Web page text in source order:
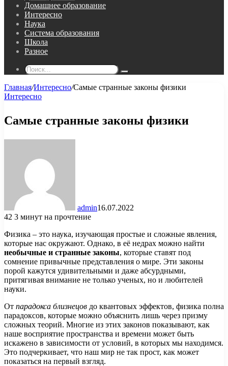
Домашнее образование
Интересно
Наука
Система образования
Школа
Разное
Поиск...
Главная/Интересно/Самые странные законы физики
Интересно
Самые странные законы физики
admin16.07.2022
42 3 минут на прочтение
Физика – это наука, изучающая простые и сложные явления,
которые нас окружают. Однако, в её недрах можно найти
необычные и странные законы, которые ставят под
сомнение привычные представления о мире. Эти законы
порой кажутся удивительными и даже абсурдными,
притягивая внимание не только ученых, но и любителей
науки.
От парадокса близнецов до квантовых эффектов, физика полна
парадоксов, которые можно объяснить лишь через призму
сложных теорий. Многие из этих законов показывают, как
наше восприятие пространства и времени может быть
искажено в зависимости от условий, в которых мы находимся.
Это подчеркивает, что наш мир не так прост, как может
показаться на первый взгляд.